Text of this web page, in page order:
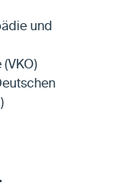
und